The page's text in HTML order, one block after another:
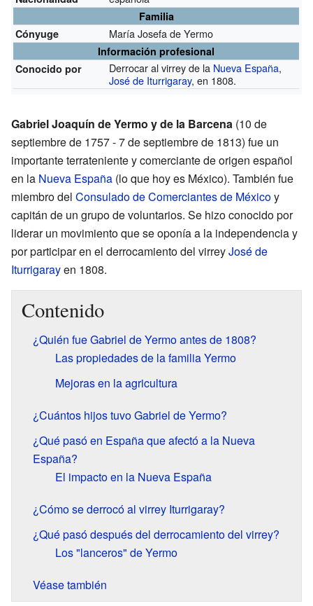
Familia
Cónyuge
María Josefa de Yermo
Información profesional
Conocido por
Derrocar al virrey de la Nueva España,
José de Iturrigaray, en 1808.
Gabriel Joaquín de Yermo y de la Barcena (10 de
septiembre de 1757 - 7 de septiembre de 1813) fue un
importante terrateniente y comerciante de origen español
en la Nueva España (lo que hoy es México). También fue
miembro del Consulado de Comerciantes de Méxicoy
capitán de un grupo de voluntarios. Se hizo conocido por
liderar un movimiento que se oponía a la independencia y
por participar en el derrocamiento del virreyJosé de
Iturrigarayen 1808.
Contenido
¿Quién fue Gabriel de Yermo antes de 1808?
Las propiedades de la familia Yermo
Mejoras en la agricultura
¿Cuántos hijos tuvo Gabriel de Yermo?
¿Qué pasó en España que afectó a la Nueva
España?
El impacto en la Nueva España
¿Cómo se derrocó al virrey Iturrigaray?
¿Qué pasó después del derrocamiento del virrey?
Los "lanceros" de Yermo
Véase también